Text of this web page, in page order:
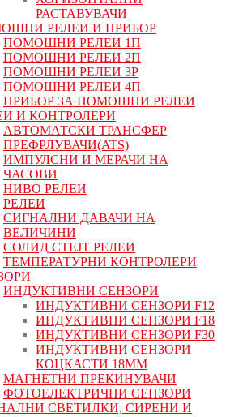
РАСТАВУВАЧИ
РЕЛЕИ И ПРИБОР
ПОМОШНИ РЕЛЕИ 1П
ПОМОШНИ РЕЛЕИ 2П
ПОМОШНИ РЕЛЕИ 3P
ПОМОШНИ РЕЛЕИ 4П
ПРИБОР ЗА ПОМОШНИ РЕЛЕИ
И КОНТРОЛЕРИ
АВТОМАТСКИ ТРАНСФЕР
ПРЕФРЛУВАЧИ(ATS)
ИМПУЛСНИ И МЕРАЧИ НА
ЧАСОВИ
НИВО РЕЛЕИ
РЕЛЕИ
СИГНАЛНИ ДАВАЧИ НА
ВЕЛИЧИНИ
СОЛИД СТЕЈТ РЕЛЕИ
ТЕМПЕРАТУРНИ КОНТРОЛЕРИ
ИНДУКТИВНИ СЕНЗОРИ
ИНДУКТИВНИ СЕНЗОРИ F12
ИНДУКТИВНИ СЕНЗОРИ F18
ИНДУКТИВНИ СЕНЗОРИ F30
ИНДУКТИВНИ СЕНЗОРИ
КОЦКАСТИ 18ММ
МАГНЕТНИ ПРЕКИНУВАЧИ
ФОТОЕЛЕКТРИЧНИ СЕНЗОРИ
СВЕТИЛКИ, СИРЕНИ И